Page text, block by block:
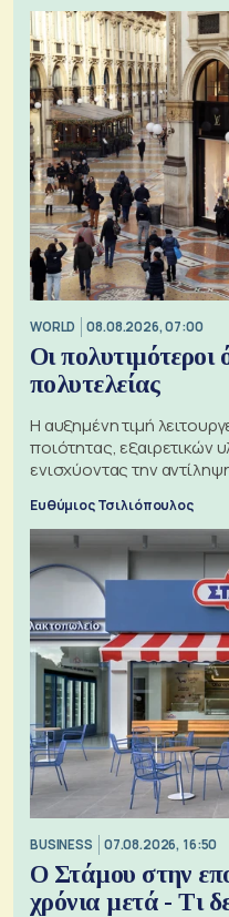
WORLD 08.08.2026, 07:00
Οι πολυτιμότεροι
πολυτελείας
Η αυξημένη τιμή
ποιότητας, εξαιρετικών
ενισχύοντας την
Ευθύμιος Τσιλιόπουλος
BUSINESS 07.08.2026, 16:50
Ο Στάμου στην
χρόνια μετά - Τι